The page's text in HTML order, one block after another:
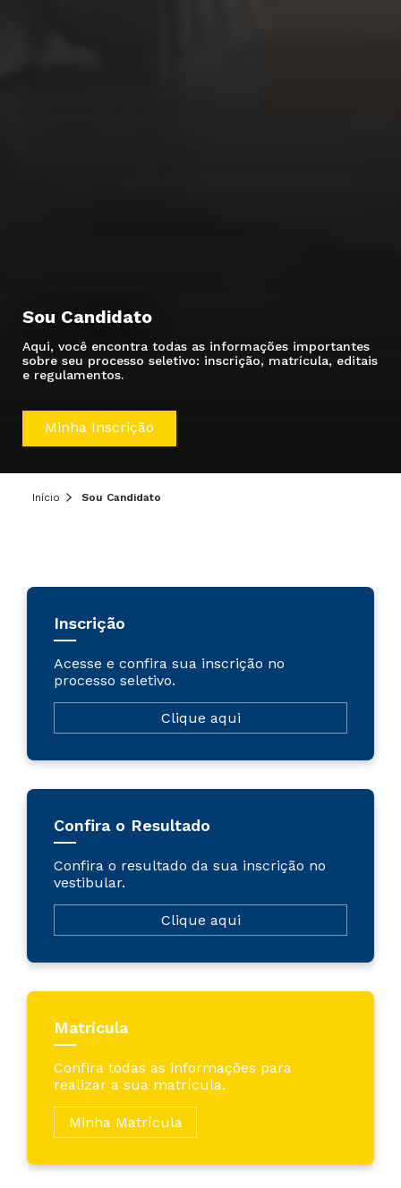
Sou Candidato
Aqui, você encontra todas as informações importantes
sobre seu processo seletivo: inscrição, matrícula, editais
e regulamentos.
Minha Inscrição
Início Sou Candidato
Inscrição
Acesse e confira sua inscrição no
processo seletivo.
Clique aqui
Confira o Resultado
Confira o resultado da sua inscrição no
vestibular.
Clique aqui
Matrícula
Confira todas as informações para
realizar a sua matrícula.
Minha Matrícula